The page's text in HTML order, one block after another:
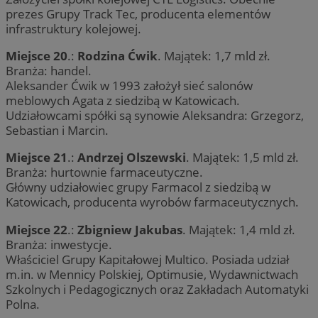
prezes Grupy Track Tec, producenta elementów
infrastruktury kolejowej.
Miejsce 20.: Rodzina Ćwik. Majątek: 1,7 mld zł.
Branża: handel.
Aleksander Ćwik w 1993 założył sieć salonów
meblowych Agata z siedzibą w Katowicach.
Udziałowcami spółki są synowie Aleksandra: Grzegorz,
Sebastian i Marcin.
Miejsce 21.: Andrzej Olszewski. Majątek: 1,5 mld zł.
Branża: hurtownie farmaceutyczne.
Główny udziałowiec grupy Farmacol z siedzibą w
Katowicach, producenta wyrobów farmaceutycznych.
Miejsce 22.: Zbigniew Jakubas. Majątek: 1,4 mld zł.
Branża: inwestycje.
Właściciel Grupy Kapitałowej Multico. Posiada udział
m.in. w Mennicy Polskiej, Optimusie, Wydawnictwach
Szkolnych i Pedagogicznych oraz Zakładach Automatyki
Polna.